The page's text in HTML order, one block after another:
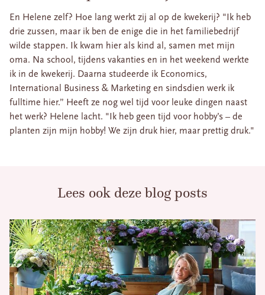
En Helene zelf? Hoe lang werkt zij al op de kwekerij? "Ik heb
drie zussen, maar ik ben de enige die in het familiebedrijf
wilde stappen. Ik kwam hier als kind al, samen met mijn
oma. Na school, tijdens vakanties en in het weekend werkte
ik in de kwekerij. Daarna studeerde ik Economics,
International Business & Marketing en sindsdien werk ik
fulltime hier.” Heeft ze nog wel tijd voor leuke dingen naast
het werk? Helene lacht. "Ik heb geen tijd voor hobby’s – de
planten zijn mijn hobby! We zijn druk hier, maar prettig druk."
Lees ook deze blog posts